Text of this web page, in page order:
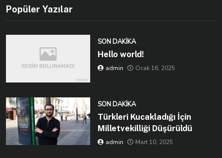
Popüler Yazılar
SON DAKIKA
Hello world!
admin Ocak 16, 2025
SON DAKIKA
Türkleri Kucakladığı İçin
Milletvekilliği Düşürüldü
admin Mart 10, 2025